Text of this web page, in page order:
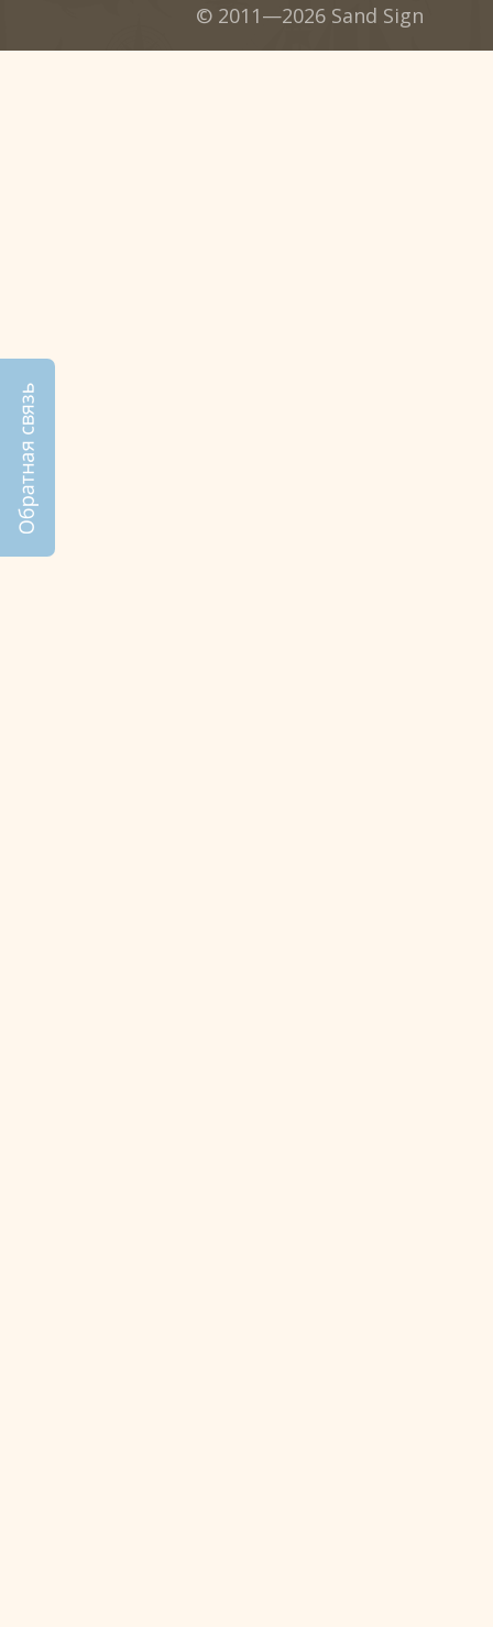
© 2011—2026 Sand Sign